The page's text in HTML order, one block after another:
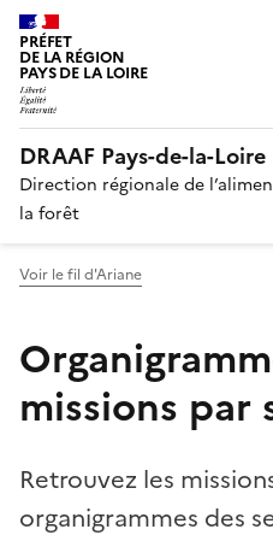
PRÉFET
DE LA RÉGION
PAYS DE LA LOIRE
DRAAF Pays-de-la-Loire
Direction régionale de
la forêt
Voir le fil d'Ariane
missions par
Retrouvez les
organigrammes des